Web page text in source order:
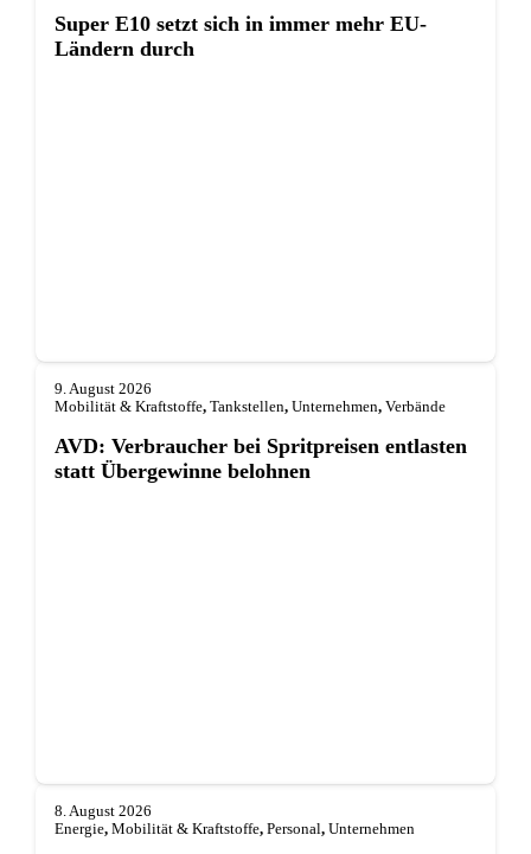
Super E10 setzt sich in immer mehr EU-
Ländern durch
9. August 2026
Mobilität & Kraftstoffe, Tankstellen, Unternehmen, Verbände
AVD: Verbraucher bei Spritpreisen entlasten
statt Übergewinne belohnen
8. August 2026
Energie, Mobilität & Kraftstoffe, Personal, Unternehmen